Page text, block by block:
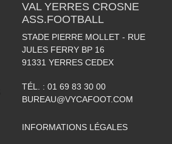
VAL YERRES CROSNE
ASS.FOOTBALL
STADE PIERRE MOLLET - RUE
JULES FERRY BP 16
91331 YERRES CEDEX
TÉL. : 01 69 83 30 00
BUREAU@VYCAFOOT.COM
INFORMATIONS LÉGALES